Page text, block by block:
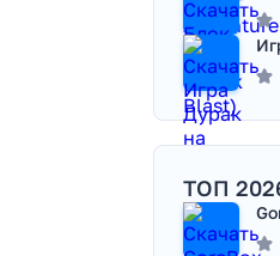
ТОП